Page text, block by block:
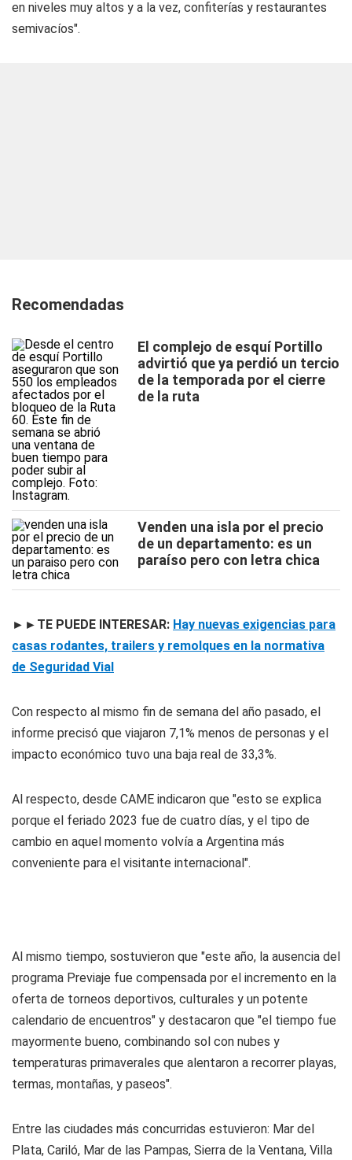
en niveles muy altos y a la vez, confiterías y restaurantes
semivacíos".
Recomendadas
El complejo de esquí Portillo
advirtió que ya perdió un tercio
de la temporada por el cierre
de la ruta
Venden una isla por el precio
de un departamento: es un
paraíso pero con letra chica
►►TE PUEDE INTERESAR: Hay nuevas exigencias para
casas rodantes, trailers y remolques en la normativa
de Seguridad Vial
Con respecto al mismo fin de semana del año pasado, el
informe precisó que viajaron 7,1% menos de personas y el
impacto económico tuvo una baja real de 33,3%.
Al respecto, desde CAME indicaron que "esto se explica
porque el feriado 2023 fue de cuatro días, y el tipo de
cambio en aquel momento volvía a Argentina más
conveniente para el visitante internacional".
Al mismo tiempo, sostuvieron que "este año, la ausencia del
programa Previaje fue compensada por el incremento en la
oferta de torneos deportivos, culturales y un potente
calendario de encuentros" y destacaron que "el tiempo fue
mayormente bueno, combinando sol con nubes y
temperaturas primaverales que alentaron a recorrer playas,
termas, montañas, y paseos".
Entre las ciudades más concurridas estuvieron: Mar del
Plata, Cariló, Mar de las Pampas, Sierra de la Ventana, Villa